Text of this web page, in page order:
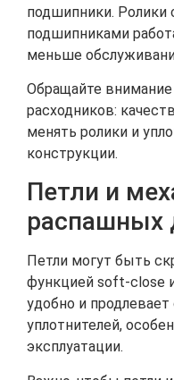
подшипники. Ролики
подшипниками
меньше
Обращайте
расходников:
менять ролики и
конструкции.
Петли и
распашных
Петли могут быть
функцией soft-close
удобно и
уплотнителей,
эксплуатации.